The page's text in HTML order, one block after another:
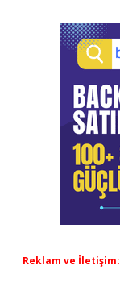
Reklam ve İletişim: